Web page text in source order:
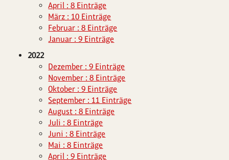
April : 8 Einträge
März : 10 Einträge
Februar : 8 Einträge
Januar : 9 Einträge
2022
Dezember : 9 Einträge
November : 8 Einträge
Oktober : 9 Einträge
September : 11 Einträge
August : 8 Einträge
Juli : 8 Einträge
Juni : 8 Einträge
Mai : 8 Einträge
April : 9 Einträge